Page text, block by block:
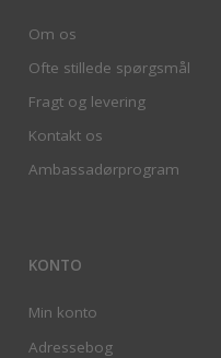
Om os
Ofte stillede spørgsmål
Fragt og levering
Kontakt os
Ambassadørprogram
KONTO
Min konto
Adressebog